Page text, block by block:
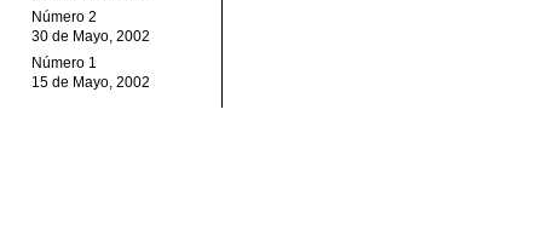
Número 2
30 de Mayo, 2002
Número 1
15 de Mayo, 2002